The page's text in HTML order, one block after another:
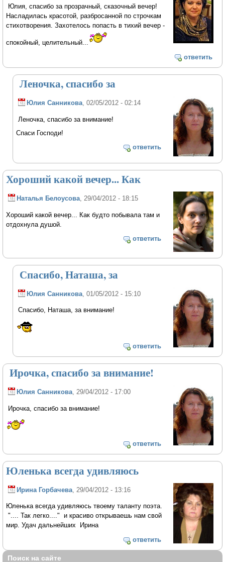
Юлия, спасибо за прозрачный, сказочный вечер!
Насладилась красотой, разбросанной по строчкам
стихотворения. Захотелось попасть в тихий вечер -
спокойный, целительный...
ответить
Леночка, спасибо за
Юлия Санникова, 02/05/2012 - 02:14
Леночка, спасибо за внимание!
Спаси Господи!
ответить
Хороший какой вечер... Как
Наталья Белоусова , 29/04/2012 - 18:15
Хороший какой вечер... Как будто побывала там и
отдохнула душой.
ответить
Спасибо, Наташа, за
Юлия Санникова , 01/05/2012 - 15:10
Спасибо, Наташа, за внимание!
ответить
Ирочка, спасибо за внимание!
Юлия Санникова, 29/04/2012 - 17:00
Ирочка, спасибо за внимание!
ответить
Юленька всегда удивляюсь
Ирина Горбачева , 29/04/2012 - 13:16
Юленька всегда удивляюсь твоему таланту поэта.
".... Так легко...." и красиво открываешь нам свой
мир. Удач дальнейших Ирина
ответить
Поиск на сайте